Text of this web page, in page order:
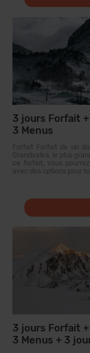
3 jours Forfait
3 Menus
Forfait Forfait de ski
Grandvalira, le plus
ce forfait, vous
avec des options pour
3 jours Forfait
3 Menus + 3